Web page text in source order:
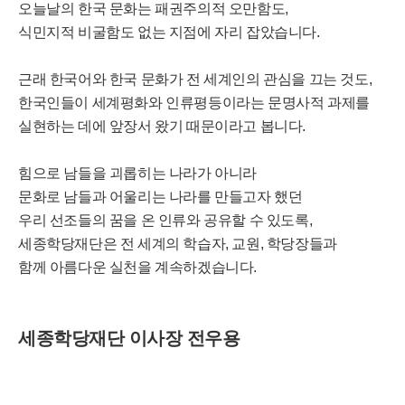
오늘날의 한국 문화는 패권주의적 오만함도,
식민지적 비굴함도 없는 지점에 자리 잡았습니다.
근래 한국어와 한국 문화가 전 세계인의 관심을 끄는 것도,
한국인들이 세계평화와 인류평등이라는 문명사적 과제를
실현하는 데에 앞장서 왔기 때문이라고 봅니다.
힘으로 남들을 괴롭히는 나라가 아니라
문화로 남들과 어울리는 나라를 만들고자 했던
우리 선조들의 꿈을 온 인류와 공유할 수 있도록,
세종학당재단은 전 세계의 학습자, 교원, 학당장들과
함께 아름다운 실천을 계속하겠습니다.
세종학당재단 이사장 전우용